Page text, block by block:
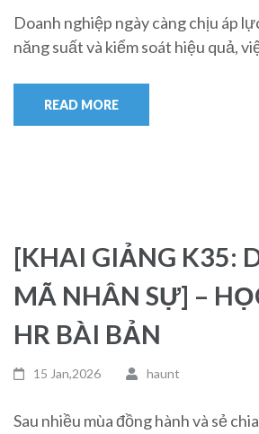
Doanh nghiệp ngày càng chịu áp
năng suất và kiểm soát hiệu quả,
READ MORE
[KHAI GIẢNG K35:
MÃ NHÂN SỰ] –
HR BÀI BẢN
15 Jan,2026 haunt
Sau nhiều mùa đồng hành và sẻ